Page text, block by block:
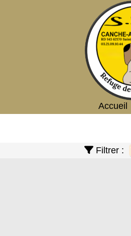
Accueil
Filtrer :